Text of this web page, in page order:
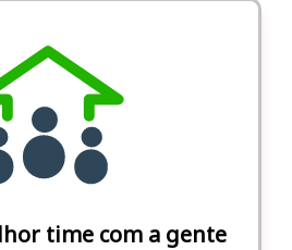
time com a gente